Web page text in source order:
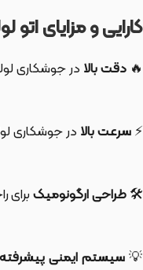
کارایی و مزایای
🔥 دقت بالا در جوشکاری
⚡سرعت بالا در جوشکاری
🛠️طراحی ارگونومیکبرای
💡سیستم ایمنی پیشرفته